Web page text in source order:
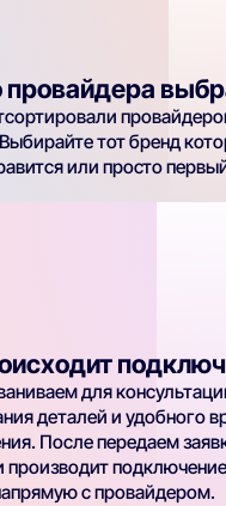
провайдера
Выбирайте тот бренд
или просто
для
деталей и удобного
После передаем
производит
с провайдером.